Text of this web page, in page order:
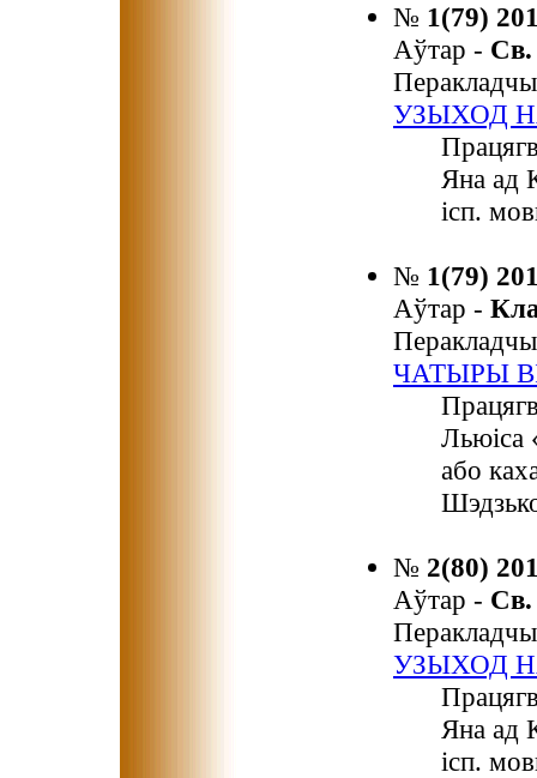
№ 1(79)
Аўтар -
УЗЫХОД
Яна ад
ісп.
№ 1(79)
Аўтар -
ЧАТЫРЫ
Льюіса
або
№ 2(80)
Аўтар -
УЗЫХОД
Яна ад
ісп.